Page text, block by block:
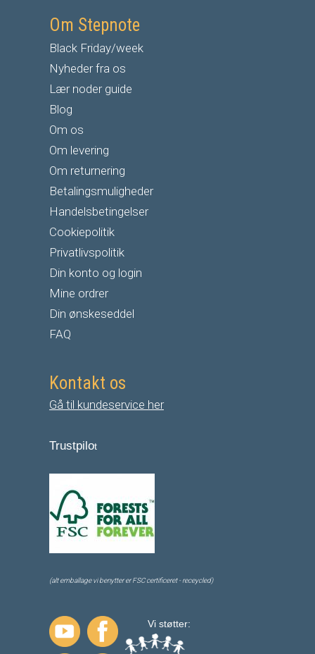
Om Stepnote
Black Friday/week
Nyheder fra os
Lær noder guide
Blog
Om os
Om levering
Om returnering
Betalingsmuligheder
Handelsbetingelser
Cookiepolitik
Privatlivspolitik
Din konto og login
Mine ordrer
Din ønskeseddel
FAQ
Kontakt os
Gå til kundeservice her
Trustpilot
(alt emballage vi benytter er FSC certificeret - receycled)
Vi støtter: